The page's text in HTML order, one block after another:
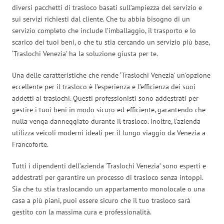
diversi pacchetti di trasloco basati sull’ampiezza del servizio e
sui servizi richiesti dal cliente. Che tu abbia bisogno di un
servizio completo che include l’imballaggio, il trasporto e lo
scarico dei tuoi beni, o che tu stia cercando un servizio più base,
‘Traslochi Venezia’ ha la soluzione giusta per te.
Una delle caratteristiche che rende ‘Traslochi Venezia’ un’opzione
eccellente per il trasloco è l’esperienza e l’efficienza dei suoi
addetti ai traslochi. Questi professionisti sono addestrati per
gestire i tuoi beni in modo sicuro ed efficiente, garantendo che
nulla venga danneggiato durante il trasloco. Inoltre, l’azienda
utilizza veicoli moderni ideali per il lungo viaggio da Venezia a
Francoforte.
Tutti i dipendenti dell’azienda ‘Traslochi Venezia’ sono esperti e
addestrati per garantire un processo di trasloco senza intoppi.
Sia che tu stia traslocando un appartamento monolocale o una
casa a più piani, puoi essere sicuro che il tuo trasloco sarà
gestito con la massima cura e professionalità.